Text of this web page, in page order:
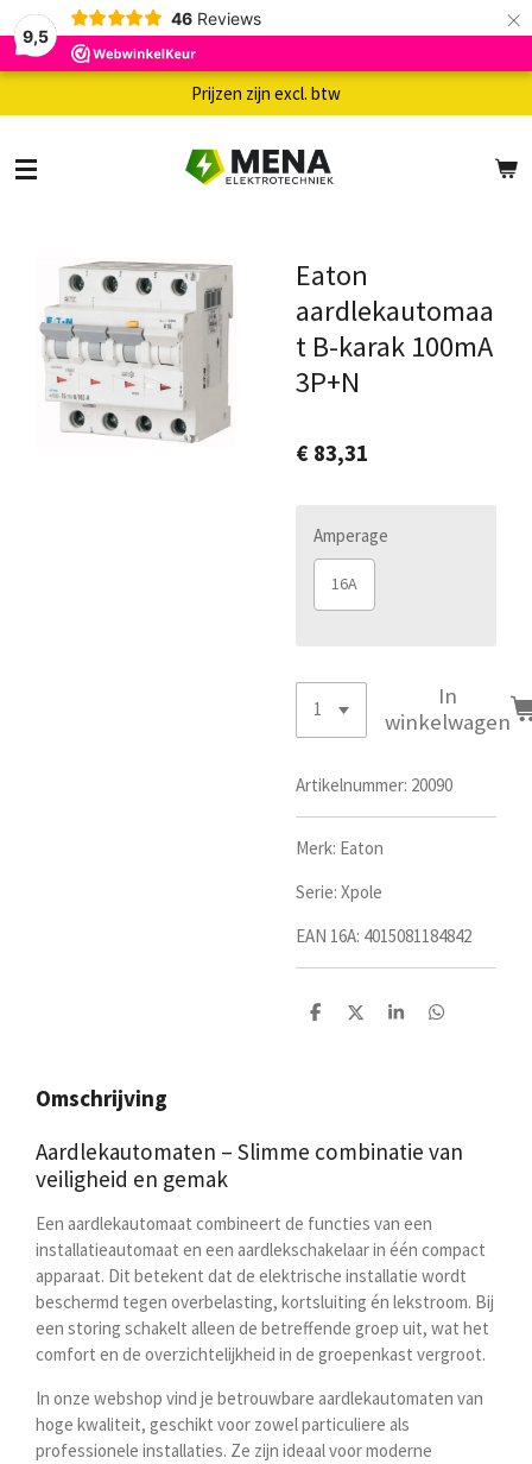
9,5
46 Reviews ×
Prijzen zijn excl. btw
Eaton
aardlekautomaa
t B-karak 100mA
3P+N
€ 83,31
Amperage
16A
In
winkelwagen
Artikelnummer: 20090
Merk: Eaton
Serie: Xpole
EAN 16A: 4015081184842
D
D
S
D
Omschrijving
Aardlekautomaten – Slimme combinatie van
veiligheid en gemak
Een aardlekautomaat combineert de functies van een
installatieautomaat en een aardlekschakelaar in één compact
apparaat. Dit betekent dat de elektrische installatie wordt
beschermd tegen overbelasting, kortsluiting én lekstroom. Bij
een storing schakelt alleen de betreffende groep uit, wat het
comfort en de overzichtelijkheid in de groepenkast vergroot.
In onze webshop vind je betrouwbare aardlekautomaten van
hoge kwaliteit, geschikt voor zowel particuliere als
professionele installaties. Ze zijn ideaal voor moderne